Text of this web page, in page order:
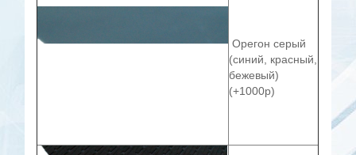
Орегон серый
(синий, красный,
бежевый)
(+1000р)